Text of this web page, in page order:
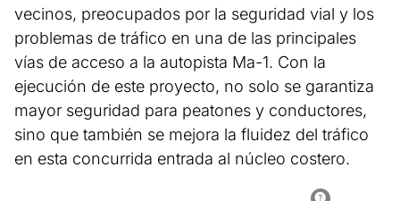
vecinos, preocupados por la seguridad vial y los
problemas de tráfico en una de las principales
vías de acceso a la autopista Ma-1. Con la
ejecución de este proyecto, no solo se garantiza
mayor seguridad para peatones y conductores,
sino que también se mejora la fluidez del tráfico
en esta concurrida entrada al núcleo costero.